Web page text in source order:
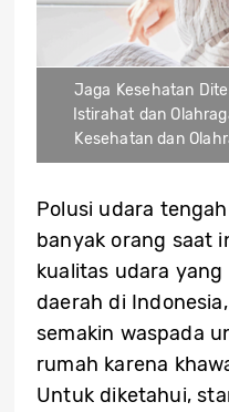
Jaga Kesehatan
Istirahat dan
Kesehatan dan
Polusi udara
banyak orang saat
kualitas udara
daerah di
semakin waspada
rumah karena
Untuk diketahui,